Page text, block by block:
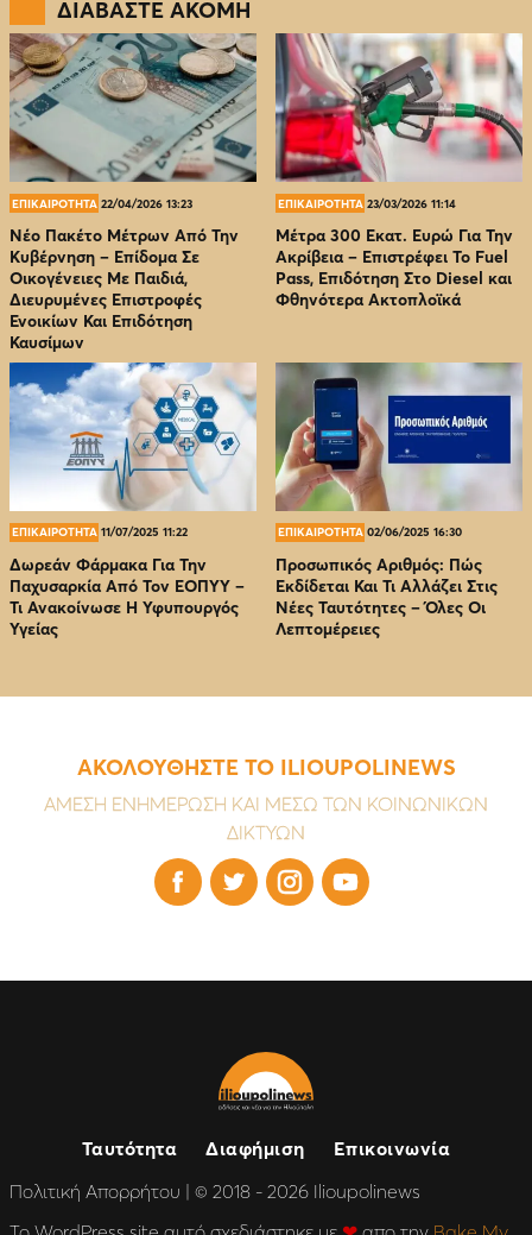
ΔΙΑΒΑΣΤΕ ΑΚΟΜΗ
ΕΠΙΚΑΙΡΟΤΗΤΑ 22/04/2026 13:23
Νέο Πακέτο Μέτρων Από Την
Κυβέρνηση – Επίδομα Σε
Οικογένειες Με Παιδιά,
Διευρυμένες Επιστροφές
Ενοικίων Και Επιδότηση
Καυσίμων
ΕΠΙΚΑΙΡΟΤΗΤΑ 23/03/2026 11:14
Μέτρα 300 Εκατ. Ευρώ Για Την
Ακρίβεια – Επιστρέφει Το Fuel
Pass, Επιδότηση Στο Diesel και
Φθηνότερα Ακτοπλοϊκά
ΕΠΙΚΑΙΡΟΤΗΤΑ 11/07/2025 11:22
Δωρεάν Φάρμακα Για Την
Παχυσαρκία Από Τον EOΠΥΥ –
Τι Ανακοίνωσε Η Υφυπουργός
Υγείας
ΕΠΙΚΑΙΡΟΤΗΤΑ 02/06/2025 16:30
Προσωπικός Αριθμός: Πώς
Εκδίδεται Και Τι Αλλάζει Στις
Νέες Ταυτότητες – Όλες Οι
Λεπτομέρειες
ΑΚΟΛΟΥΘΗΣΤΕ ΤΟ ILIOUPOLINEWS
ΑΜΕΣΗ ΕΝΗΜΕΡΩΣΗ ΚΑΙ ΜΕΣΩ ΤΩΝ ΚΟΙΝΩΝΙΚΩΝ
ΔΙΚΤΥΩΝ
   
Ταυτότητα Διαφήμιση
Επικοινωνία
Πολιτική Απορρήτου | © 2018 - 2026 Ilioupolinews